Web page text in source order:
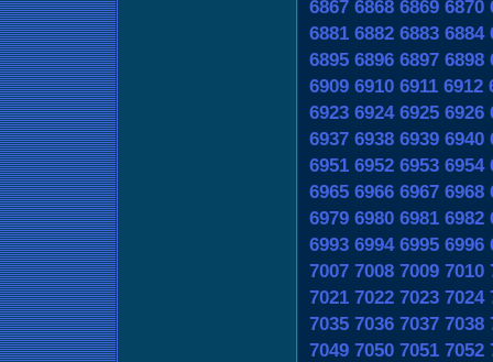
6867 6868 6869 6870
6881 6882 6883 6884
6895 6896 6897 6898
6909 6910 6911 6912
6923 6924 6925 6926
6937 6938 6939 6940
6951 6952 6953 6954
6965 6966 6967 6968
6979 6980 6981 6982
6993 6994 6995 6996
7007 7008 7009 7010
7021 7022 7023 7024
7035 7036 7037 7038
7049 7050 7051 7052